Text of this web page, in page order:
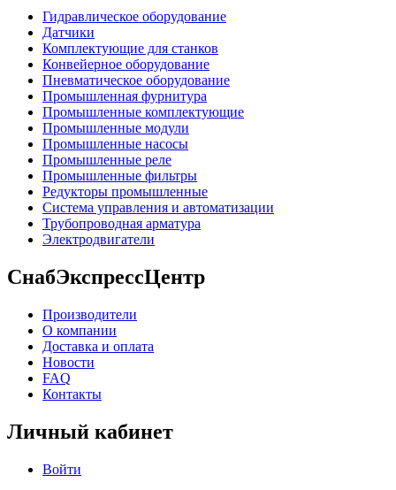
Гидравлическое оборудование
Датчики
Комплектующие для станков
Конвейерное оборудование
Пневматическое оборудование
Промышленная фурнитура
Промышленные комплектующие
Промышленные модули
Промышленные насосы
Промышленные реле
Промышленные фильтры
Редукторы промышленные
Система управления и автоматизации
Трубопроводная арматура
Электродвигатели
СнабЭкспрессЦентр
Производители
О компании
Доставка и оплата
Новости
FAQ
Контакты
Личный кабинет
Войти